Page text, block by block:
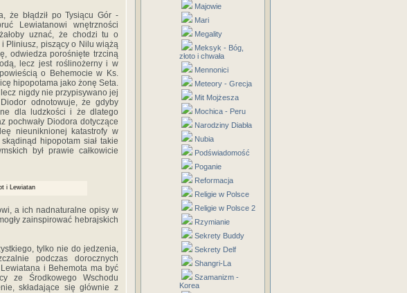
że błądził po Tysiącu Gór -
Lewiatanowi wnętrzności
uznać, że chodzi tu o
Pliniusz, piszący o Nilu wiążą
odwiedza porośnięte trzciną
lecz jest roślinożerny i w
o Behemocie w Ks.
hipopotama jako żonę Seta.
nigdy nie przypisywano jej
odnotowuje, że gdyby
dla ludzkości i że dlatego
pochwały Diodora dotyczące
nieuniknionej katastrofy w
hipopotam siał takie
był prawie całkowicie
i Lewiatan
a ich nadnaturalne opisy w
zainspirować hebrajskich
tylko nie do jedzenia,
podczas dorocznych
i Behemota ma być
ze Środkowego Wschodu
składające się głównie z
Majowie
Mari
Megality
Meksyk - Bóg,
złoto i chwała
Mennonici
Meteory - Grecja
Mit Mojżesza
Mochica - Peru
Narodziny Diabła
Nubia
Podświadomość
Poganie
Reformacja
Religie w Polsce
Religie w Polsce 2
Rzymianie
Sekrety Buddy
Sekrety Delf
Shangri-La
Szamanizm -
Korea